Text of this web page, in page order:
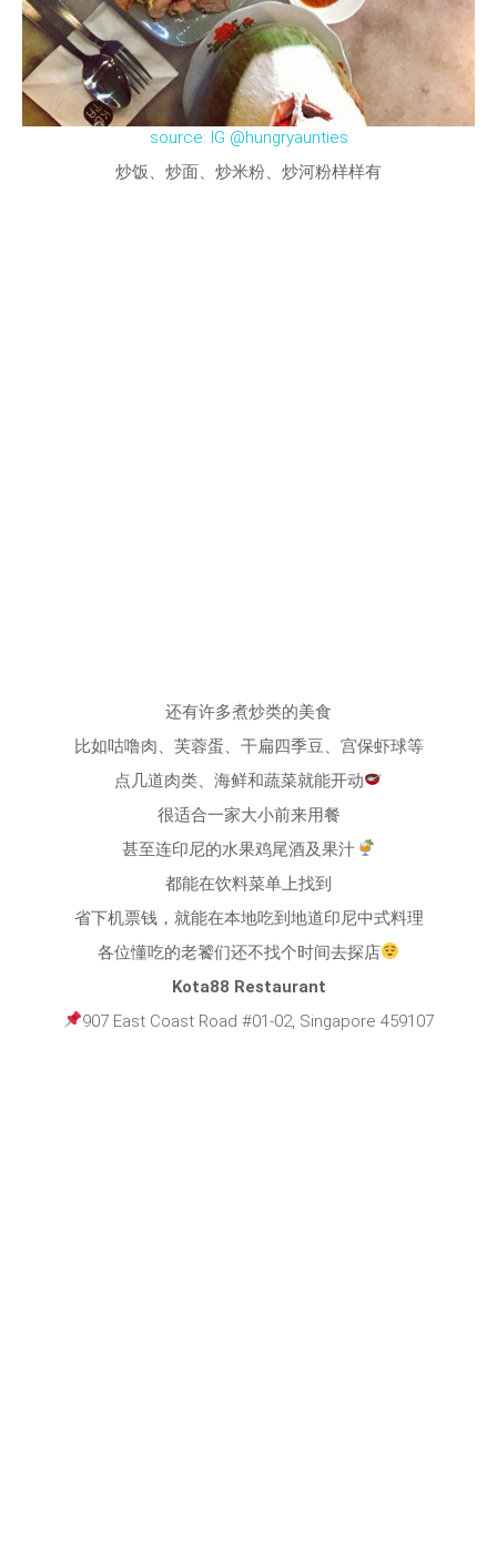
source: IG @hungryaunties
炒饭、炒面、炒米粉、炒河粉样样有
还有许多煮炒类的美食
比如咕噜肉、芙蓉蛋、干扁四季豆、宫保虾球等
点几道肉类、海鲜和蔬菜就能开动
很适合一家大小前来用餐
甚至连印尼的水果鸡尾酒及果汁
都能在饮料菜单上找到
省下机票钱，就能在本地吃到地道印尼中式料理
各位懂吃的老饕们还不找个时间去探店
Kota88 Restaurant
907 East Coast Road #01-02, Singapore 459107